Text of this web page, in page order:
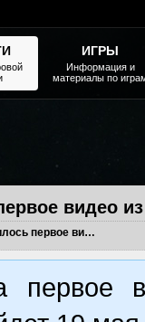
видео
Fallout 4: Появилось первое видео из DLC Far Harbor
первое
ИГРЫ
Информация и
материалы по